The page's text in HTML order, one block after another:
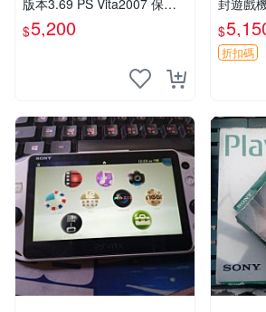
版本3.69 PS Vita2007 保修
一年 8成新
$5,200
封遊戲
型號
$
折扣碼